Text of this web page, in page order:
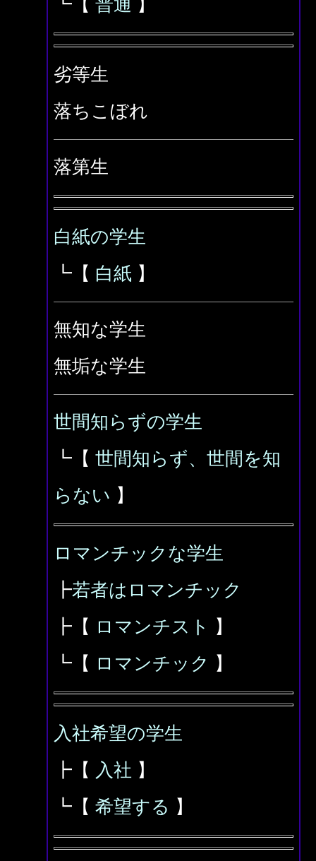
┗【 普通 】
劣等生
落ちこぼれ
落第生
白紙の学生
┗【 白紙 】
無知な学生
無垢な学生
世間知らずの学生
┗【 世間知らず、世間を知
らない 】
ロマンチックな学生
┣若者はロマンチック
┣【 ロマンチスト
】
┗【 ロマンチック 】
入社希望の学生
┣【 入社 】
┗【 希望する 】